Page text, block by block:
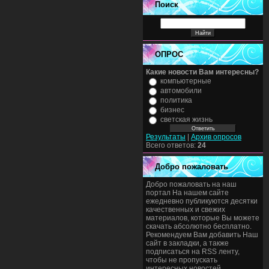
Поиск
ОПРОС
Какие новости Вам интересны?
компьютерные
автомобили
политика
бизнес
светская жизнь
Результаты
Архив опросов
Всего ответов: 24
Добро пожаловать
Добро пожаловать на наш
портал На нашем сайте
ежедневно публикуются десятки
качественных и свежих
материалов, которые Вы можете
скачать абсолютно бесплатно.
Рекомендуем Вам добавить Наш
сайт в закладки, а также
подписаться на RSS ленту,
чтобы не пропускать